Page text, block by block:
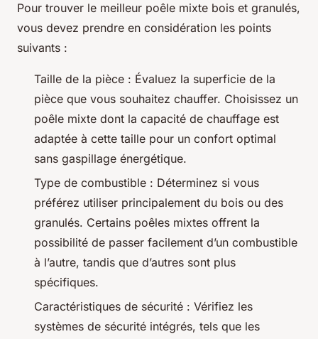
Pour trouver le meilleur poêle mixte bois et granulés,
vous devez prendre en considération les points
suivants :
Taille de la pièce : Évaluez la superficie de la
pièce que vous souhaitez chauffer. Choisissez un
poêle mixte dont la capacité de chauffage est
adaptée à cette taille pour un confort optimal
sans gaspillage énergétique.
Type de combustible : Déterminez si vous
préférez utiliser principalement du bois ou des
granulés. Certains poêles mixtes offrent la
possibilité de passer facilement d’un combustible
à l’autre, tandis que d’autres sont plus
spécifiques.
Caractéristiques de sécurité : Vérifiez les
systèmes de sécurité intégrés, tels que les